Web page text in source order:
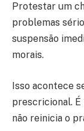
Protestar um
problemas
suspensão
morais.
Isso acontece
prescricional.
não reinicia o